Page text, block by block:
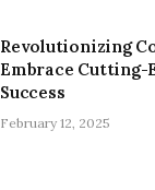
Revolutionizing
Embrace Cutting-
Success
February 12, 2025